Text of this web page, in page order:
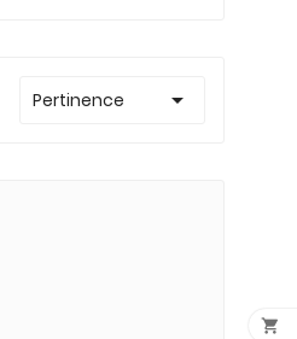
Pertinence 
